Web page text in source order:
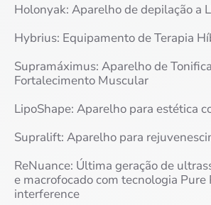
Holonyak: Aparelho de depilação a
Hybrius: Equipamento de Terapia
Supramáximus: Aparelho de
Fortalecimento Muscular
LipoShape: Aparelho para estética
Supralift: Aparelho para
ReNuance: Última geração de
e macrofocado com tecnologia Pure
interference